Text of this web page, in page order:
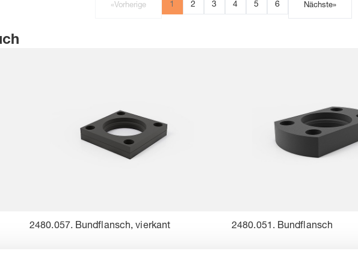
«Vorherige 1 2 3 4 5 6 Nächste»
2480.057. Bundflansch, vierkant 2480.051. Bundflansch